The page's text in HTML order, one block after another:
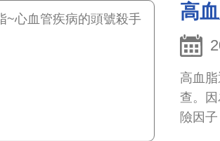
高
高血
查。
險因子